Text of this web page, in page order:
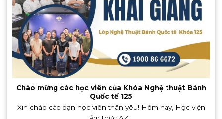
Chào mừng các học viên của Khóa Nghệ thuật Bánh
Quốc tế 125
Xin chào các bạn học viên thân yêu! Hôm nay, Học viện